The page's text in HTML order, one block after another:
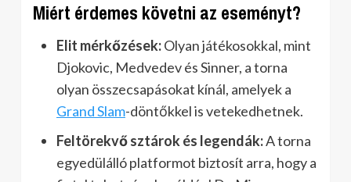
Miért érdemes követni az eseményt?
Elit mérkőzések:Olyan játékosokkal, mint
Djokovic, Medvedev és Sinner, a torna
olyan összecsapásokat kínál, amelyek a
Grand Slam-döntőkkel is vetekedhetnek.
Feltörekvő sztárok és legendák:A torna
egyedülálló platformot biztosít arra, hogy a